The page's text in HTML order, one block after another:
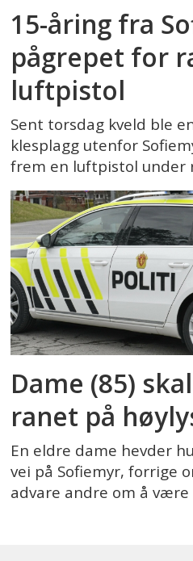
15-åring fra
pågrepet for
luftpistol
Sent torsdag kveld ble
klesplagg utenfor
frem en luftpistol under
Dame (85)
ranet på
En eldre dame hevder
vei på Sofiemyr, forrige
advare andre om å være